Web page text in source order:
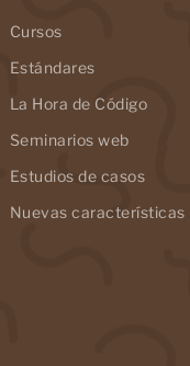
Cursos
Estándares
La Hora de Código
Seminarios web
Estudios de casos
Nuevas características